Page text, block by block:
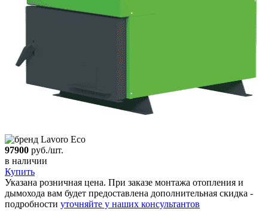
97900 руб./шт.
в наличии
Купить
Указана розничная цена. При заказе монтажа отопления и
дымохода вам будет предоставлена дополнительная скидка -
подробности уточняйте у наших консультантов